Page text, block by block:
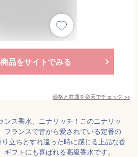
品をサイトでみる
価格と在庫を楽天でチェック >>
ンス香水、ニナリッチ！このニナリッ
フランスで昔から愛されている定番の
立ちとすれ違った時に感じる上品な香
ギフトにも喜ばれる高級香水です。